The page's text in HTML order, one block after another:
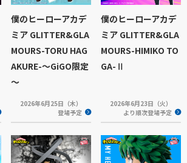
僕のヒーローアカデ
ミア GLITTER&GLA
MOURS-TORU HAG
AKURE-～GiGO限定
～
2026年6月25日（木）
登場予定
僕のヒーローアカデ
ミア GLITTER&GLA
MOURS-HIMIKO TO
GA-Ⅱ
2026年6月23日（火）
より順次登場予定